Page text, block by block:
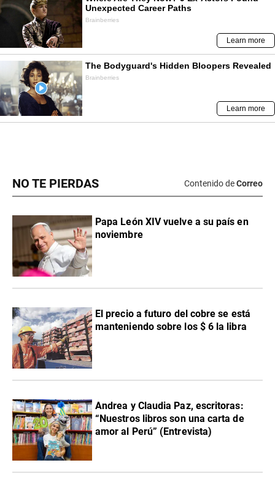
NO TE PIERDAS Contenido deCorreo
Papa León XIV vuelve a su país en
noviembre
El precio a futuro del cobre se está
manteniendo sobre los $ 6 la libra
Andrea y Claudia Paz, escritoras:
“Nuestros libros son una carta de
amor al Perú” (Entrevista)